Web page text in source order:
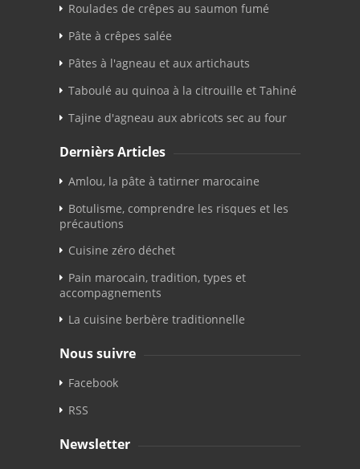
Roulades de crêpes au saumon fumé
Pâte à crêpes salée
Pâtes à l'agneau et aux artichauts
Taboulé au quinoa à la citrouille et Tahiné
Tajine d'agneau aux abricots sec au four
Dernièrs Articles
Amlou, la pâte à tatirner marocaine
Botulisme, comprendre les risques et les
précautions
Cuisine zéro déchet
Pain marocain, tradition, types et
accompagnements
La cuisine berbère traditionnelle
Nous suivre
Facebook
RSS
Newsletter